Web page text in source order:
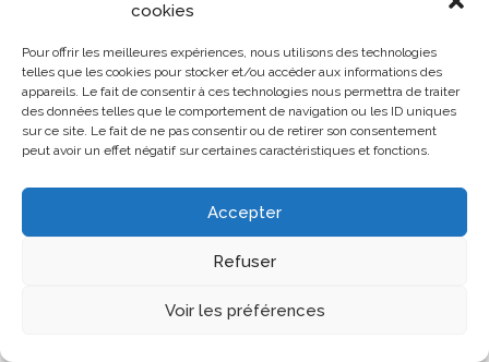
cookies
Pour offrir les meilleures expériences, nous utilisons des technologies
telles que les cookies pour stocker et/ou accéder aux informations des
appareils. Le fait de consentir à ces technologies nous permettra de traiter
des données telles que le comportement de navigation ou les ID uniques
sur ce site. Le fait de ne pas consentir ou de retirer son consentement
peut avoir un effet négatif sur certaines caractéristiques et fonctions.
Accepter
Refuser
Voir les préférences